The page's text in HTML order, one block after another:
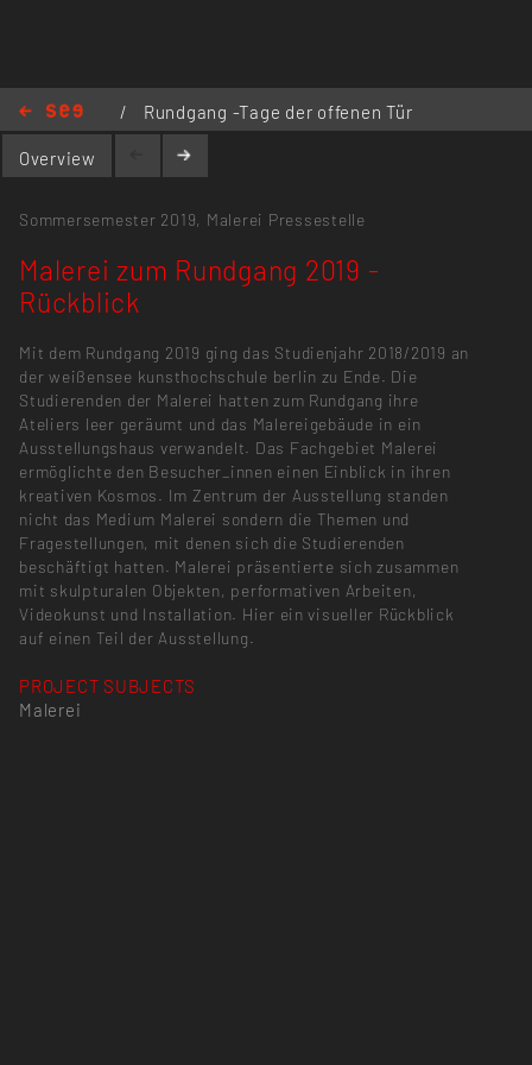
/
Rundgang -Tage der offenen Tür
/
Rundgang - Tage der offenen Tür
2019
/ Malerei zum Rundgang 2019 - Rückblick
Overview
Sommersemester 2019, Malerei Pressestelle
Malerei zum Rundgang 2019 -
Rückblick
Mit dem Rundgang 2019 ging das Studienjahr 2018/2019 an
der weißensee kunsthochschule berlin zu Ende. Die
Studierenden der Malerei hatten zum Rundgang ihre
Ateliers leer geräumt und das Malereigebäude in ein
Ausstellungshaus verwandelt. Das Fachgebiet Malerei
ermöglichte den Besucher_innen einen Einblick in ihren
kreativen Kosmos. Im Zentrum der Ausstellung standen
nicht das Medium Malerei sondern die Themen und
Fragestellungen, mit denen sich die Studierenden
beschäftigt hatten. Malerei präsentierte sich zusammen
mit skulpturalen Objekten, performativen Arbeiten,
Videokunst und Installation. Hier ein visueller Rückblick
auf einen Teil der Ausstellung.
PROJECT SUBJECTS
Malerei